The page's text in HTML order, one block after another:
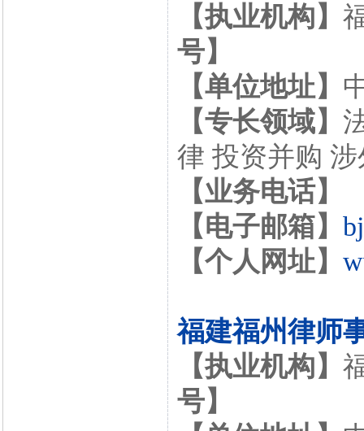
【执业机构】
号】
【单位地址】
【专长领域】
律 投资并购
【业务电话】
【电子邮箱】
【个人网址】
福建福州律师
【执业机构】
号】